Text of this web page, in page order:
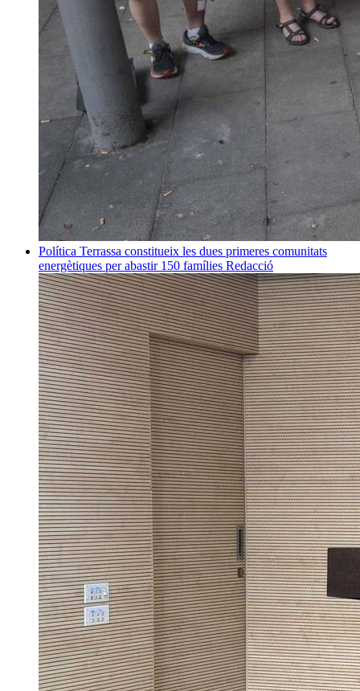
Política Terrassa constitueix les dues primeres comunitats
energètiques per abastir 150 famílies Redacció